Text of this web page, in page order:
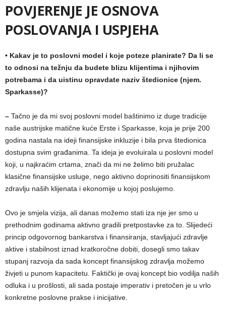
POVJERENJE JE OSNOVA
POSLOVANJA I USPJEHA
• Kakav je to poslovni model i koje poteze planirate? Da li se
to odnosi na težnju da budete blizu klijentima i njihovim
potrebama i da uistinu opravdate naziv štedionice (njem.
Sparkasse)?
– Tačno je da mi svoj poslovni model baštinimo iz duge tradicije
naše austrijske matične kuće Erste i Sparkasse, koja je prije 200
godina nastala na ideji finansijske inkluzije i bila prva štedionica
dostupna svim građanima. Ta ideja je evoluirala u poslovni model
koji, u najkraćim crtama, znači da mi ne želimo biti pružalac
klasične finansijske usluge, nego aktivno doprinositi finansijskom
zdravlju naših klijenata i ekonomije u kojoj poslujemo.
Ovo je smjela vizija, ali danas možemo stati iza nje jer smo u
prethodnim godinama aktivno gradili pretpostavke za to. Slijedeći
princip odgovornog bankarstva i finansiranja, stavljajući zdravlje
aktive i stabilnost iznad kratkoročne dobiti, dosegli smo takav
stupanj razvoja da sada koncept finansijskog zdravlja možemo
živjeti u punom kapacitetu. Faktički je ovaj koncept bio vodilja naših
odluka i u prošlosti, ali sada postaje imperativ i pretočen je u vrlo
konkretne poslovne prakse i inicijative.